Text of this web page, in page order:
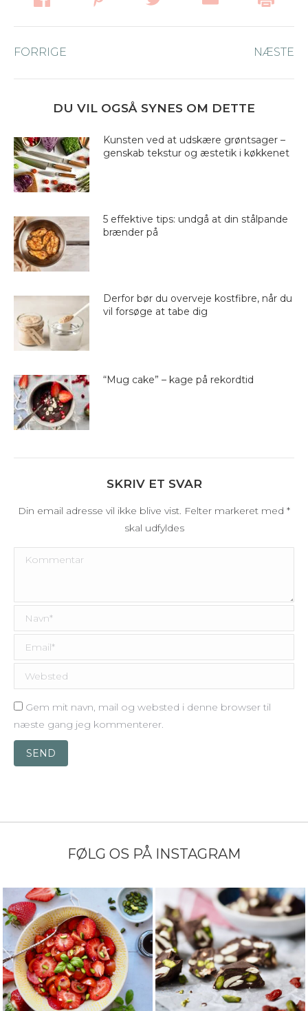
navigation
FORRIGE NÆSTE
DU VIL OGSÅ SYNES OM DETTE
Kunsten ved at udskære grøntsager –
genskab tekstur og æstetik i køkkenet
5 effektive tips: undgå at din stålpande
brænder på
Derfor bør du overveje kostfibre, når du
vil forsøge at tabe dig
“Mug cake” – kage på rekordtid
SKRIV ET SVAR
Din email adresse vil ikke blive vist. Felter markeret med *
skal udfyldes
Kommentar
Navn *
Email *
Websted
Gem mit navn, mail og websted i denne browser til
næste gang jeg kommenterer.
SEND
FØLG OS PÅ INSTAGRAM